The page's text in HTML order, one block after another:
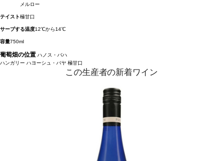
メルロー
テイスト極甘口
サーブする温度12℃から14℃
容量750ml
葡萄畑の位置ハノス・バハ
ハンガリー ハヨーシュ・バヤ 極甘口
この生産者の新着ワイン